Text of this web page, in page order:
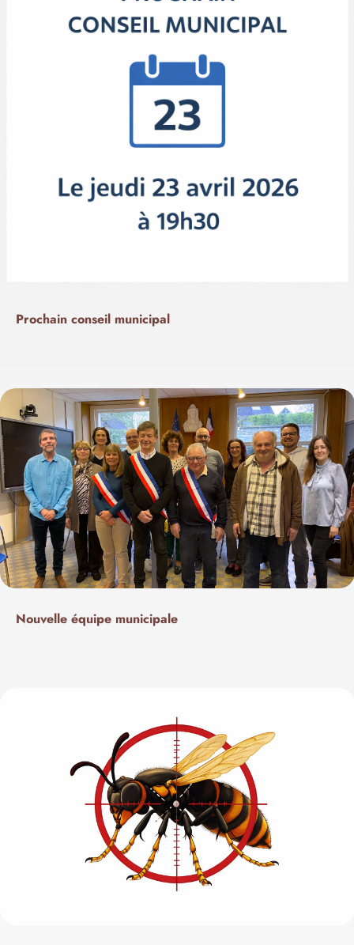
Prochain conseil municipal
Nouvelle équipe municipale